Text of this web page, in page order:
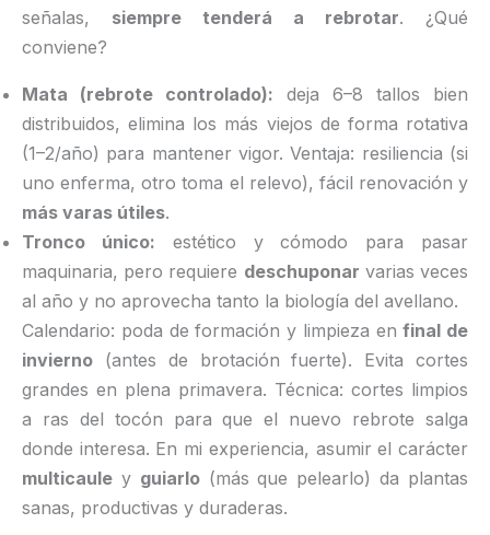
señalas, siempre tenderá a rebrotar. ¿Qué
conviene?
Mata (rebrote controlado): deja 6–8 tallos bien
distribuidos, elimina los más viejos de forma rotativa
(1–2/año) para mantener vigor. Ventaja: resiliencia (si
uno enferma, otro toma el relevo), fácil renovación y
más varas útiles.
Tronco único: estético y cómodo para pasar
maquinaria, pero requiere deschuponar varias veces
al año y no aprovecha tanto la biología del avellano.
Calendario: poda de formación y limpieza enfinal de
invierno (antes de brotación fuerte). Evita cortes
grandes en plena primavera. Técnica: cortes limpios
a ras del tocón para que el nuevo rebrote salga
donde interesa. En mi experiencia, asumir el carácter
multicaule y guiarlo(más que pelearlo) da plantas
sanas, productivas y duraderas.